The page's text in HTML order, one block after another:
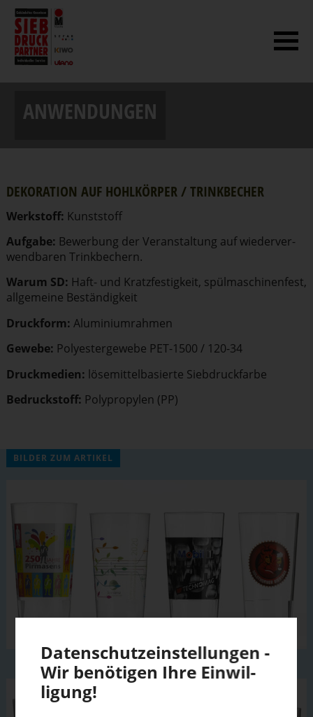
ANWENDUNGEN
DEKORATION AUF HOHLKÖRPER / TRINKBECHER
Werkstoff: Kunststoff
Aufgabe: Bewerbung der Veran­staltung auf wieder­ver­
wend­baren Trink­be­chern.
Warum SD: Haft- und Kratz­fes­tigkeit, spülma­schi­nenfest,
allgemeine Bestän­digkeit
Druckform: Alumi­ni­um­rahmen
Gewebe: Polyes­ter­gewebe PET-1500 / 120-34
Druckmedien: lösemit­tel­ba­sierte Siebdruck­farbe
Bedruck­stoff: Polypro­pylen (PP)
BILDER ZUM ARTIKEL
Daten­schutz­ein­stel­lungen -
Wir benötigen Ihre Einwil­
ligung!